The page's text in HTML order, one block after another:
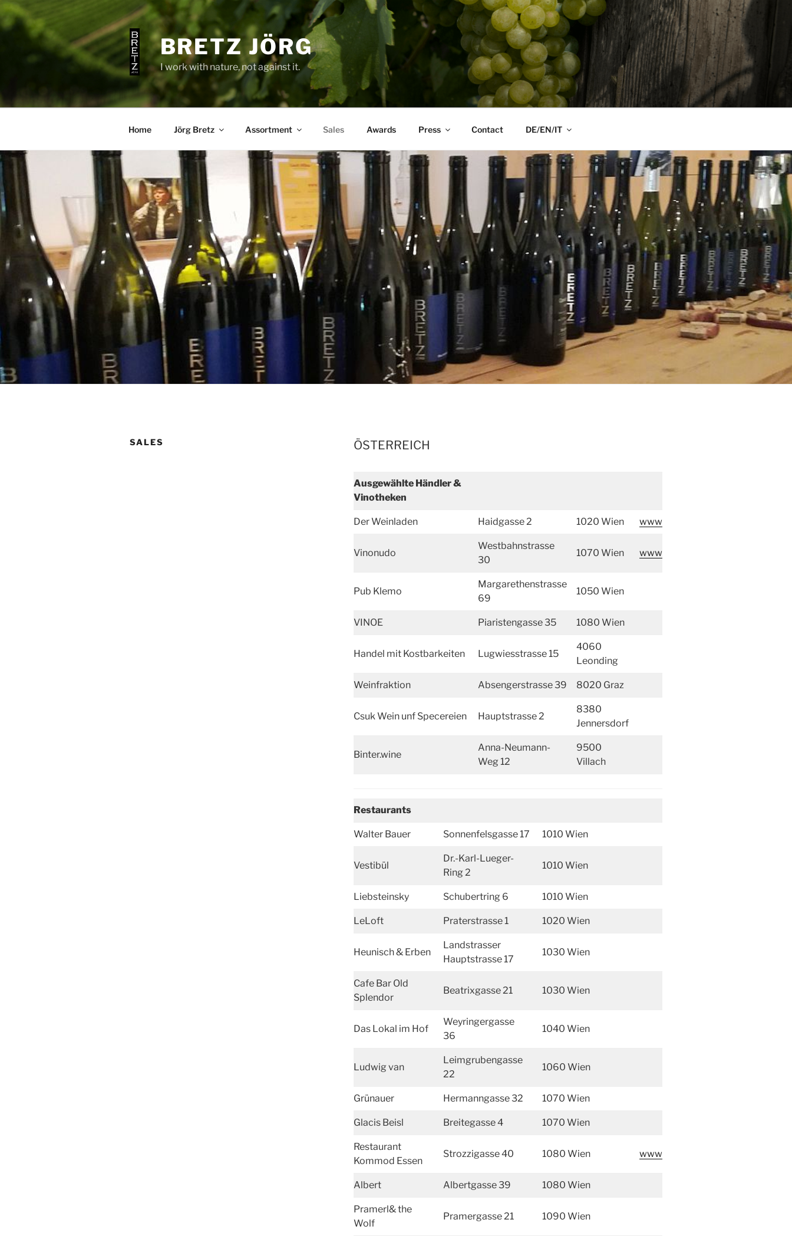
Skip
content
BRETZ JÖRG
I work with nature, not against it.
Home Jörg Bretz Assortment Sales Awards Press Contact DE/EN/IT
SALES ÖSTERREICH
Ausgewählte Händler &
Vinotheken
Der Weinladen Haidgasse 2 1020 Wien www
Vinonudo
Westbahnstrasse
30
1070 Wien www
Pub Klemo
Margarethenstrasse
69
1050 Wien
VINOE Piaristengasse 35 1080 Wien
Handel mit Kostbarkeiten Lugwiesstrasse 15
4060
Leonding
Weinfraktion Absengerstrasse 39 8020 Graz
Csuk Wein unf Specereien Hauptstrasse 2
8380
Jennersdorf
Binter.wine
Anna-Neumann-
Weg 12
9500
Villach
Restaurants
Walter Bauer Sonnenfelsgasse 17 1010 Wien
Vestibül
Dr.-Karl-Lueger-
Ring 2
1010 Wien
Liebsteinsky Schubertring 6 1010 Wien
LeLoft Praterstrasse 1 1020 Wien
Heunisch & Erben
Landstrasser
Hauptstrasse 17
1030 Wien
Cafe Bar Old
Splendor
Beatrixgasse 21 1030 Wien
Das Lokal im Hof
Weyringergasse
36
1040 Wien
Ludwig van
Leimgrubengasse
22
1060 Wien
Grünauer Hermanngasse 32 1070 Wien
Glacis Beisl Breitegasse 4 1070 Wien
Restaurant
Kommod Essen
Strozzigasse 40 1080 Wien www
Albert Albertgasse 39 1080 Wien
Pramerl& the
Wolf
Pramergasse 21 1090 Wien